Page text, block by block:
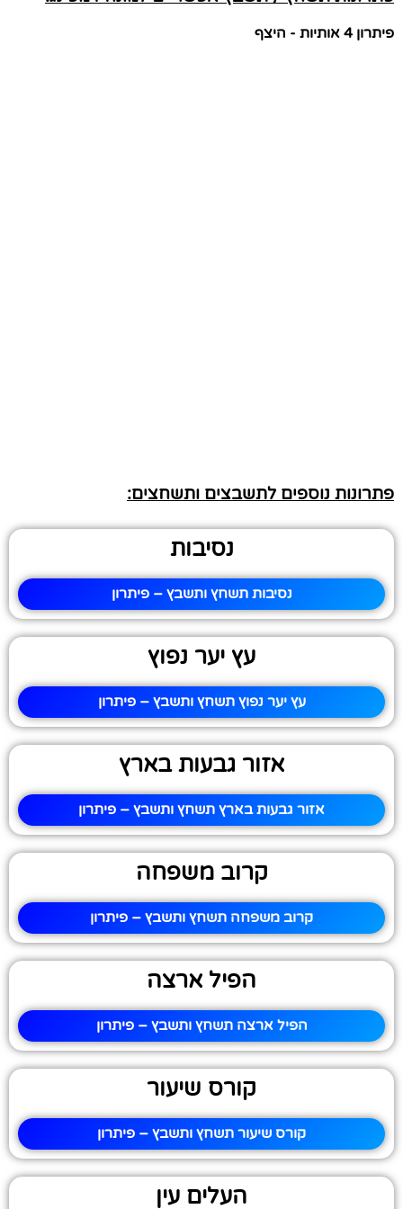
פיתרון 4 אותיות - היצף
פתרונות נוספים לתשבצים ותשחצים:
נסיבות
נסיבות תשחץ ותשבץ – פיתרון
עץ יער נפוץ
עץ יער נפוץ תשחץ ותשבץ – פיתרון
אזור גבעות בארץ
אזור גבעות בארץ תשחץ ותשבץ – פיתרון
קרוב משפחה
קרוב משפחה תשחץ ותשבץ – פיתרון
הפיל ארצה
הפיל ארצה תשחץ ותשבץ – פיתרון
קורס שיעור
קורס שיעור תשחץ ותשבץ – פיתרון
העלים עין